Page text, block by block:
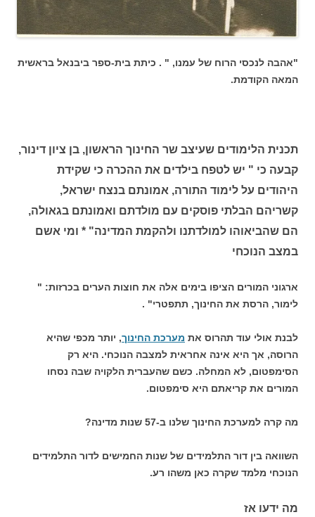
"אהבה לנכסי הרוח של עמנו, " . כיתת בית-ספר ביבנאל בראשית
המאה הקודמת.
תכנית הלימודים שעיצב שר החינוך הראשון, בן ציון דינור,
קבעה כי " יש לטפח בילדים את ההכרה כי שקידת
היהודים על לימוד התורה, אמונתם בנצח ישראל,
קשריהם הבלתי פוסקים עם מולדתם ואמונתם בגאולה,
הם שהביאוהו למולדתנו ולהקמת המדינה" * ומי אשם
במצב הנוכחי
ארגוני המורים הציפו בימים אלה את חוצות הערים בכרזות: "
לימור, הרסת את החינוך, תתפטרי" .
לבנת אולי עוד תהרוס את מערכת החינוך, יותר מכפי שהיא
הרוסה, אך היא אינה אחראית למצבה הנוכחי. היא רק
הסימפטום, לא המחלה. כשם שהעברית הלקויה שבה נסחו
המורים את קריאתם היא סימפטום.
מה קרה למערכת החינוך שלנו ב-57 שנות מדינה?
השוואה בין דור התלמידים של שנות החמישים לדור התלמידים
הנוכחי מלמד שקרה כאן משהו רע.
מה ידעו אז